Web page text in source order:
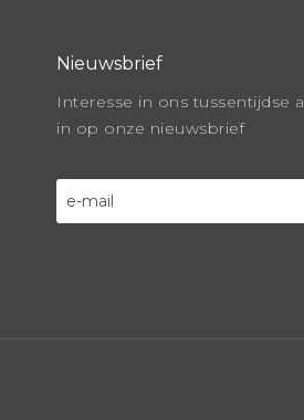
Nieuwsbrief
Interesse in ons tussentijdse
in op onze nieuwsbrief